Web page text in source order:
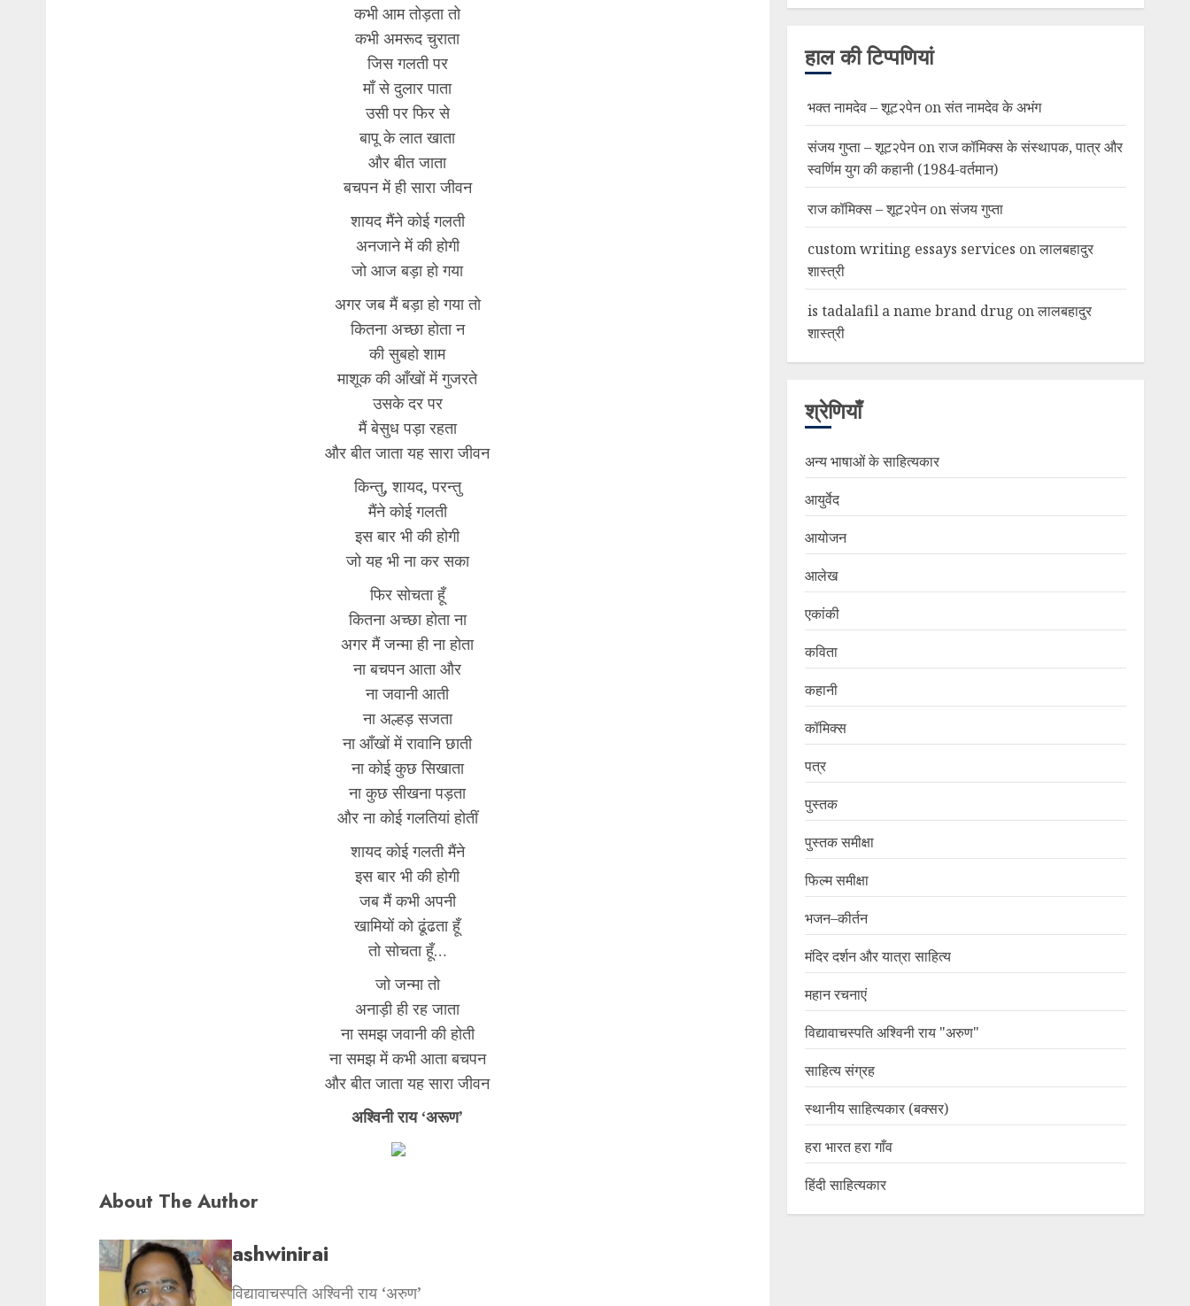
कभी आम तोड़ता तो
कभी अमरूद चुराता
जिस गलती पर
माँ से दुलार पाता
उसी पर फिर से
बापू के लात खाता
और बीत जाता
बचपन में ही सारा जीवन
शायद मैंने कोई गलती
अनजाने में की होगी
जो आज बड़ा हो गया
अगर जब मैं बड़ा हो गया तो
कितना अच्छा होता न
की सुबहो शाम
माशूक की आँखों में गुजरते
उसके दर पर
मैं बेसुध पड़ा रहता
और बीत जाता यह सारा जीवन
किन्तु, शायद, परन्तु
मैंने कोई गलती
इस बार भी की होगी
जो यह भी ना कर सका
फिर सोचता हूँ
कितना अच्छा होता ना
अगर मैं जन्मा ही ना होता
ना बचपन आता और
ना जवानी आती
ना अल्हड़ सजता
ना आँखों में रावानि छाती
ना कोई कुछ सिखाता
ना कुछ सीखना पड़ता
और ना कोई गलतियां होतीं
शायद कोई गलती मैंने
इस बार भी की होगी
जब मैं कभी अपनी
खामियों को ढूंढता हूँ
तो सोचता हूँ…
जो जन्मा तो
अनाड़ी ही रह जाता
ना समझ जवानी की होती
ना समझ में कभी आता बचपन
और बीत जाता यह सारा जीवन
अश्विनी राय ‘अरूण’
About The Author
ashwinirai
विद्यावाचस्पति अश्विनी राय ‘अरुण’
हाल की टिप्पणियां
भक्त नामदेव – शूट२पेनonसंत नामदेव के अभंग
संजय गुप्ता – शूट२पेनonराज कॉमिक्स के संस्थापक, पात्र और
स्वर्णिम युग की कहानी (1984-वर्तमान)
राज कॉमिक्स – शूट२पेनonसंजय गुप्ता
custom writing essays services onलालबहादुर
शास्त्री
is tadalafil a name brand drug onलालबहादुर
शास्त्री
श्रेणियाँ
अन्य भाषाओं के साहित्यकार
आयुर्वेद
आयोजन
आलेख
एकांकी
कविता
कहानी
कॉमिक्स
पत्र
पुस्तक
पुस्तक समीक्षा
फिल्म समीक्षा
भजन–कीर्तन
मंदिर दर्शन और यात्रा साहित्य
महान रचनाएं
विद्यावाचस्पति अश्विनी राय "अरुण"
साहित्य संग्रह
स्थानीय साहित्यकार (बक्सर)
हरा भारत हरा गाँव
हिंदी साहित्यकार